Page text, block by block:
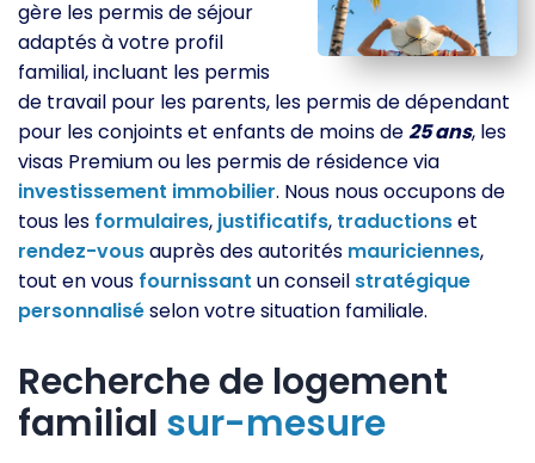
gère les permis de séjour
adaptés à votre profil
familial, incluant les permis
de travail pour les parents, les permis de dépendant
pour les conjoints et enfants de moins de25 ans, les
visas Premium ou les permis de résidence via
investissement immobilier. Nous nous occupons de
tous les formulaires, justificatifs, traductionset
rendez-vousauprès des autorités mauriciennes,
tout en vous fournissant un conseil stratégique
personnaliséselon votre situation familiale.
Recherche de logement
familial sur-mesure